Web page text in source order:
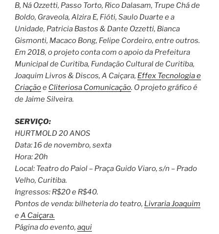
B, Ná Ozzetti, Passo Torto, Rico Dalasam, Trupe Chá de
Boldo, Graveola, Alzira E, Fióti, Saulo Duarte e a
Unidade, Patricia Bastos & Dante Ozzetti, Bianca
Gismonti, Macaco Bong, Felipe Cordeiro, entre outros.
Em 2018, o projeto conta com o apoio da Prefeitura
Municipal de Curitiba, Fundação Cultural de Curitiba,
Joaquim Livros & Discos, A Caiçara, Effex Tecnologia e
Criaçãoe Cliteriosa Comunicação. O projeto gráfico é
de Jaime Silveira.
SERVIÇO:
HURTMOLD 20 ANOS
Data: 16 de novembro, sexta
Hora: 20h
Local: Teatro do Paiol – Praça Guido Viaro, s/n – Prado
Velho, Curitiba.
Ingressos: R$20 e R$40.
Pontos de venda: bilheteria do teatro, Livraria Joaquim
eA Caiçara.
Página do evento, aqui